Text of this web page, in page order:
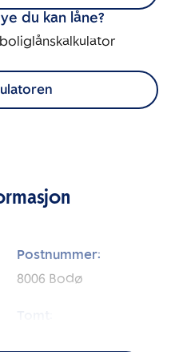
du kan låne?
Postnummer:
8006 Bodø